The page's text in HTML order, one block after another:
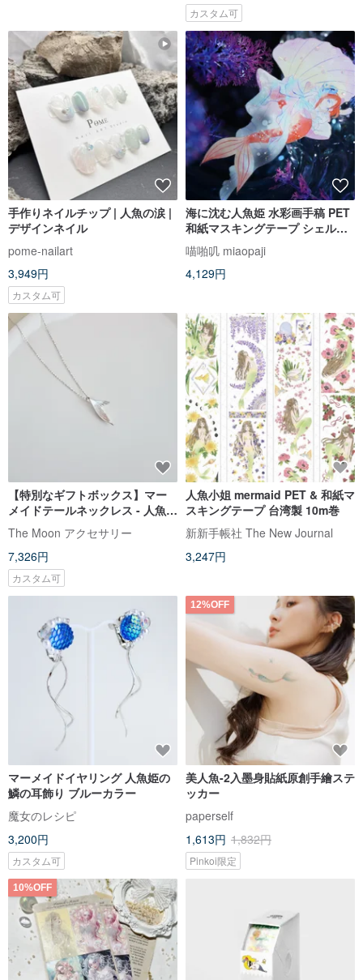
カスタム可
手作りネイルチップ | 人魚の涙 |
デザインネイル
pome-nailart
3,949円
カスタム可
海に沈む人魚姫 水彩画手稿 PET
和紙マスキングテープ シェルラ
イト シェルシルバー 10m巻
喵啪叽 miaopaji
4,129円
【特別なギフトボックス】マー
メイドテールネックレス - 人魚姫
# 925 スターリングシルバー エ
レガント 繊細
The Moon アクセサリー
7,326円
カスタム可
人魚小姐 mermaid PET & 和紙マ
スキングテープ 台湾製 10m巻
新新手帳社 The New Journal
3,247円
マーメイドイヤリング 人魚姫の
鱗の耳飾り ブルーカラー
魔女のレシピ
3,200円
カスタム可
12%OFF
美人魚-2入墨身貼紙原創手繪ステ
ッカー
paperself
1,613円 1,832円
Pinkoi限定
10%OFF